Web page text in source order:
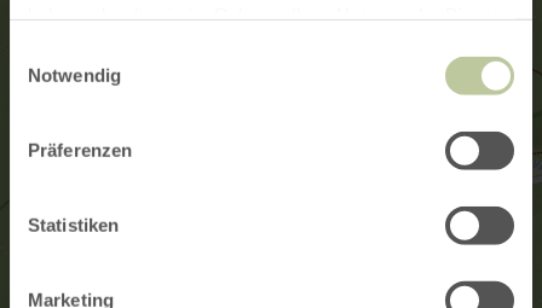
Notwendig
Präferenzen
Statistiken
Marketing